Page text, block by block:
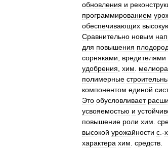
обновления и
программированием
обеспечивающих
Сравнительно новым
для повышения
сорняками
вредителями
удобрения хим
полимерные
компонентом единой
Это обусловливает
усвояемостью и
повышение роли хим
высокой урожайности с .-х
характера хим средств